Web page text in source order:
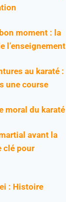
moment : la
l’enseignement
au karaté :
une course
moral du karaté
avant la
clé pour
: Histoire